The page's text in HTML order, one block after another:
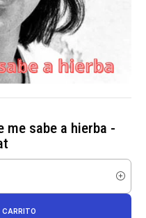
me sabe a hierba -
CARRITO